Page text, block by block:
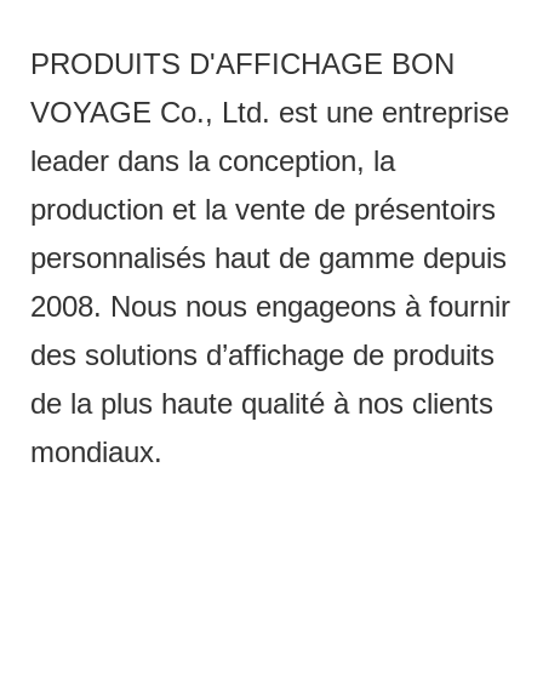
PRODUITS D'AFFICHAGE BON
VOYAGE Co., Ltd. est une entreprise
leader dans la conception, la
production et la vente de présentoirs
personnalisés haut de gamme depuis
2008. Nous nous engageons à fournir
des solutions d’affichage de produits
de la plus haute qualité à nos clients
mondiaux.